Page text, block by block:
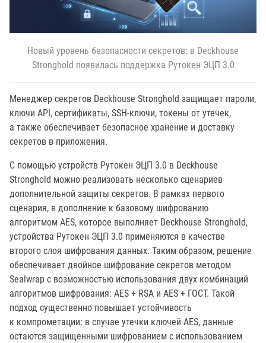
Новый уровень безопасности секретов: в Deckhouse
Stronghold появилась поддержка Рутокен ЭЦП 3.0
Менеджер секретов Deckhouse Stronghold защищает пароли,
ключи API, сертификаты, SSH-ключи, токены от утечек,
а также обеспечивает безопасное хранение и доставку
секретов в приложения.
С помощью устройств Рутокен ЭЦП 3.0 в Deckhouse
Stronghold можно реализовать несколько сценариев
дополнительной защиты секретов. В рамках первого
сценария, в дополнение к базовому шифрованию
алгоритмом AES, которое выполняет Deckhouse Stronghold,
устройства Рутокен ЭЦП 3.0 применяются в качестве
второго слоя шифрования данных. Таким образом, решение
обеспечивает двойное шифрование секретов методом
Sealwrap с возможностью использования двух комбинаций
алгоритмов шифрования: AES + RSA и AES + ГОСТ. Такой
подход существенно повышает устойчивость
к компрометации: в случае утечки ключей AES, данные
остаются защищенными шифрованием с использованием